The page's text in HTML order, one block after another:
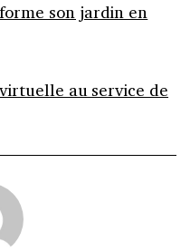
son jardin en
au service de